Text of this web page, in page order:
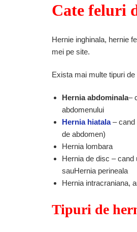
Cate feluri
Hernie inghinala, hernie
mei pe site.
Exista mai multe tipuri
Hernia abdominala–
abdomenului
Hernia hiatala– cand
de abdomen)
Hernia lombara
Hernia de disc – cand
sauHernia perineala
Hernia intracraniana,
Tipuri de